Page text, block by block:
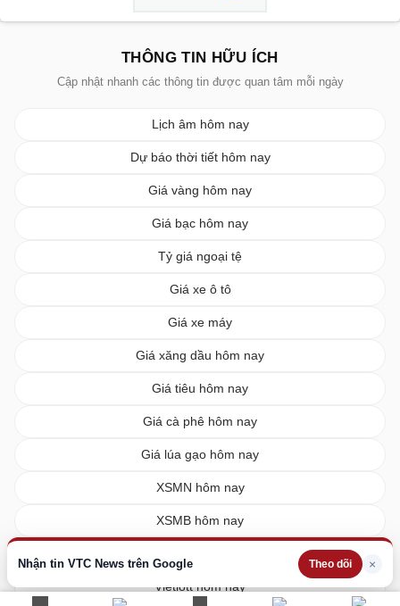
Nhận tin VTC News trên Google Theo dõi ×
THÔNG TIN HỮU ÍCH
Cập nhật nhanh các thông tin được quan tâm mỗi ngày
Lịch âm hôm nay
Dự báo thời tiết hôm nay
Giá vàng hôm nay
Giá bạc hôm nay
Tỷ giá ngoại tệ
Giá xe ô tô
Giá xe máy
Giá xăng dầu hôm nay
Giá tiêu hôm nay
Giá cà phê hôm nay
Giá lúa gạo hôm nay
XSMN hôm nay
XSMB hôm nay
Vietlott hôm nay